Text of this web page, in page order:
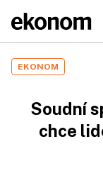
EKONOM
Soudní
chce